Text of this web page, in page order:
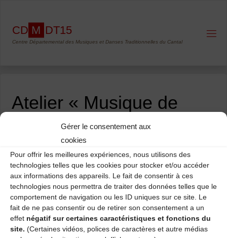
Gérer le consentement aux
cookies
Pour offrir les meilleures expériences, nous utilisons des
technologies telles que les cookies pour stocker et/ou accéder
aux informations des appareils. Le fait de consentir à ces
technologies nous permettra de traiter des données telles que le
comportement de navigation ou les ID uniques sur ce site. Le
fait de ne pas consentir ou de retirer son consentement a un
effet négatif sur certaines caractéristiques et fonctions du
site. (Certaines vidéos, polices de caractères et autre médias
content
CD M DT15
Centre Départemental des Musiques et Danses Traditionnelles du Cantal
Atelier « Musique de
Date / Heure
mercredi 20 octobre 2021
17 h 00 à 19 h 00